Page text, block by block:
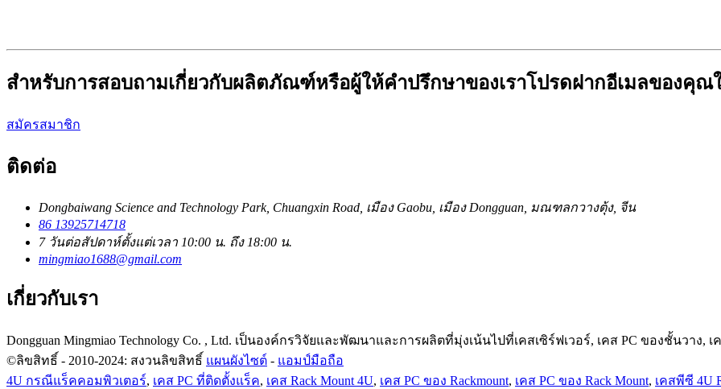
สำหรับการสอบถามเกี่ยวกับผลิตภัณฑ์หรือผู้ให้คำปรึกษาของเราโปรดฝากอีเมลของคุณ
สมัครสมาชิก
ติดต่อ
Dongbaiwang Science and Technology Park, Chuangxin Road, เมือง Gaobu, เมือง Dongguan, มณฑลกวางตุ้ง, จีน
86 13925714718
7 วันต่อสัปดาห์ตั้งแต่เวลา 10:00 น. ถึง 18:00 น.
mingmiao1688@gmail.com
เกี่ยวกับเรา
Dongguan Mingmiao Technology Co. , Ltd. เป็นองค์กรวิจัยและพัฒนาและการผลิตที่มุ่งเน้นไปที่เคสเซิร์ฟเวอร์, เคส PC ของชั้นวาง,
©ลิขสิทธิ์ - 2010-2024: สงวนลิขสิทธิ์ แผนผังไซต์ - แอมป์มือถือ
4U กรณีแร็คคอมพิวเตอร์, เคส PC ที่ติดตั้งแร็ค, เคส Rack Mount 4U, เคส PC ของ Rackmount, เคส PC ของ Rack Mount, เคสพีซี 4U